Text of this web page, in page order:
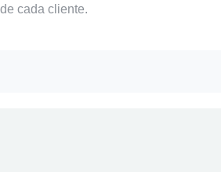
cada cliente.